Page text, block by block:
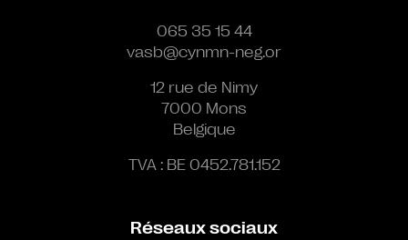
065 35 15 44
vasb@cynmn-neg.or
12 rue de Nimy
7000 Mons
Belgique
TVA : BE 0452.781.152
Réseaux sociaux